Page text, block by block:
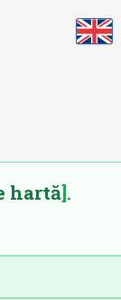
hartă].